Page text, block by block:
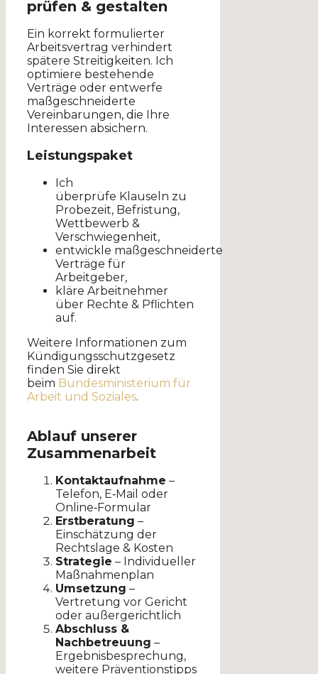
prüfen & gestalten
Ein korrekt formulierter
Arbeitsvertrag verhindert
spätere Streitigkeiten. Ich
optimiere bestehende
Verträge oder entwerfe
maßgeschneiderte
Vereinbarungen, die Ihre
Interessen absichern.
Leistungspaket
Ich
überprüfe Klauseln zu
Probezeit, Befristung,
Wettbewerb &
Verschwiegenheit,
entwickle maßgeschneiderte
Verträge für
Arbeitgeber,
kläre Arbeitnehmer
über Rechte & Pflichten
auf.
Weitere Informationen zum
Kündigungsschutzgesetz
finden Sie direkt
beim Bundesministerium für
Arbeit und Soziales.
Ablauf unserer
Zusammenarbeit
Kontaktaufnahme –
Telefon, E‑Mail oder
Online‑Formular
Erstberatung –
Einschätzung der
Rechtslage & Kosten
Strategie – Individueller
Maßnahmenplan
Umsetzung –
Vertretung vor Gericht
oder außergerichtlich
Abschluss &
Nachbetreuung –
Ergebnisbesprechung,
weitere Präventions­tipps